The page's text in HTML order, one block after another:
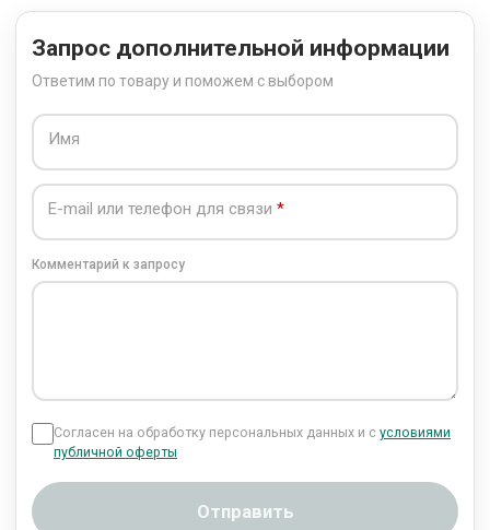
Запрос дополнительной информации
Ответим по товару и поможем с выбором
Имя
E-mail или телефон для связи
Комментарий к запросу
Согласен на обработку персональных данных и с условиями
публичной оферты
Отправить